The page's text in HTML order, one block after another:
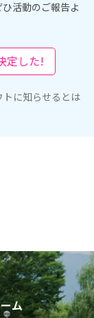
活動のご報告よ
定した!
トに知らせるとは
ム